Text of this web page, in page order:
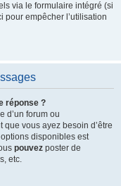
via le formulaire intégré (si
pour empêcher l’utilisation
réponse ?
d’un forum ou
vous ayez besoin d’être
disponibles est
pouvez poster de
etc.